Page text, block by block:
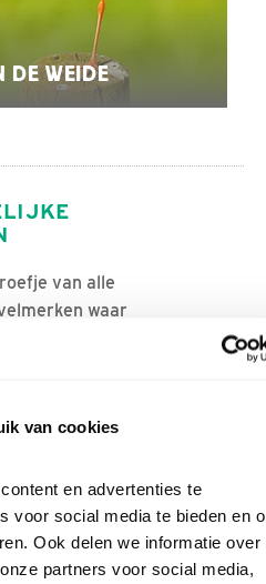
van cookies
en advertenties te
voor social media te bieden en
Ook delen we informatie over
partners voor social media,
DE WEIDE
van alle
waar
Terschellinger kaas -
biologisch